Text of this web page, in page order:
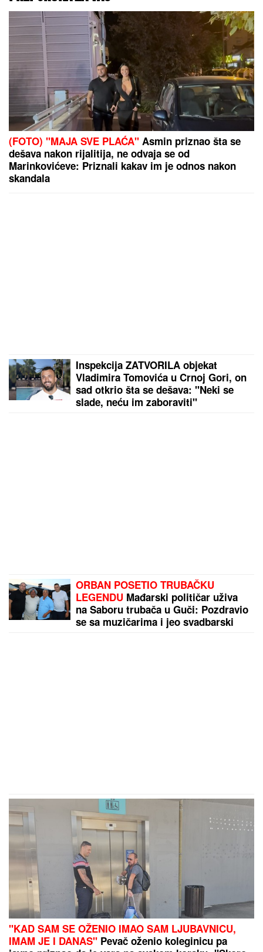
(FOTO) "MAJA SVE PLAĆA" Asmin priznao šta se
dešava nakon rijalitija, ne odvaja se od
Marinkovićeve: Priznali kakav im je odnos nakon
skandala
Inspekcija ZATVORILA objekat
Vladimira Tomovića u Crnoj Gori, on
sad otkrio šta se dešava: "Neki se
slade, neću im zaboraviti"
ORBAN POSETIO TRUBAČKU
LEGENDU Mađarski političar uživa
na Saboru trubača u Guči: Pozdravio
se sa muzičarima i jeo svadbarski
"KAD SAM SE OŽENIO IMAO SAM LJUBAVNICU,
IMAM JE I DANAS" Pevač oženio koleginicu pa